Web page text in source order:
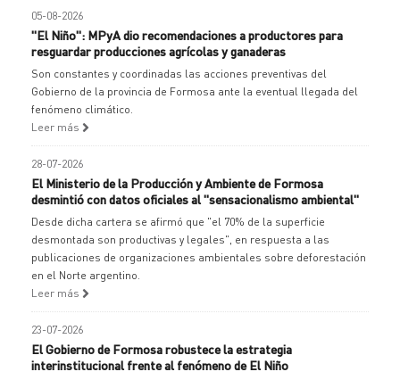
05-08-2026
"El Niño": MPyA dio recomendaciones a productores para
resguardar producciones agrícolas y ganaderas
Son constantes y coordinadas las acciones preventivas del
Gobierno de la provincia de Formosa ante la eventual llegada del
fenómeno climático.
Leer más
28-07-2026
El Ministerio de la Producción y Ambiente de Formosa
desmintió con datos oficiales al "sensacionalismo ambiental"
Desde dicha cartera se afirmó que "el 70% de la superficie
desmontada son productivas y legales", en respuesta a las
publicaciones de organizaciones ambientales sobre deforestación
en el Norte argentino.
Leer más
23-07-2026
El Gobierno de Formosa robustece la estrategia
interinstitucional frente al fenómeno de El Niño